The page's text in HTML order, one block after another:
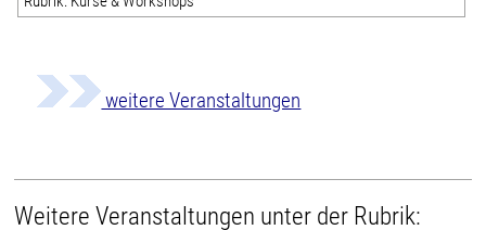
weitere Veranstaltungen
Weitere Veranstaltungen unter der Rubrik: